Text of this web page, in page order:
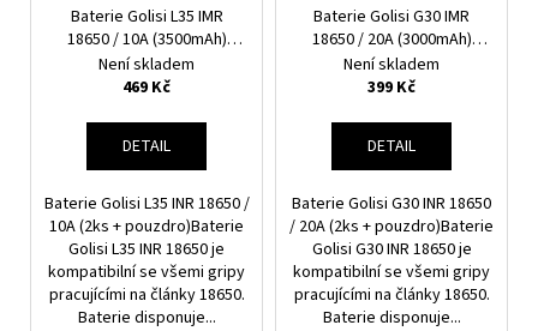
Baterie Golisi L35 IMR
18650 / 10A (3500mAh)
(2ks + pouzdro)
Není skladem
469 Kč
DETAIL
Baterie Golisi L35 INR 18650 /
10A (2ks + pouzdro)Baterie
Golisi L35 INR 18650 je
kompatibilní se všemi gripy
pracujícími na články 18650.
Baterie disponuje...
Baterie Golisi G30 IMR
18650 / 20A (3000mAh)
(2ks + pouzdro)
Není skladem
399 Kč
DETAIL
Baterie Golisi G30 INR 18650
/ 20A (2ks + pouzdro)Baterie
Golisi G30 INR 18650 je
kompatibilní se všemi gripy
pracujícími na články 18650.
Baterie disponuje...